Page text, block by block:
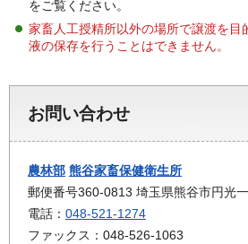
をご覧ください。
家畜人工授精所以外の場所で譲渡を目
液の保存を行うことはできません。
お問い合わせ
農林部 熊谷家畜保健衛生所
郵便番号360-0813 埼玉県熊谷市円光
電話： 048-521-1274
ファックス：048-526-1063